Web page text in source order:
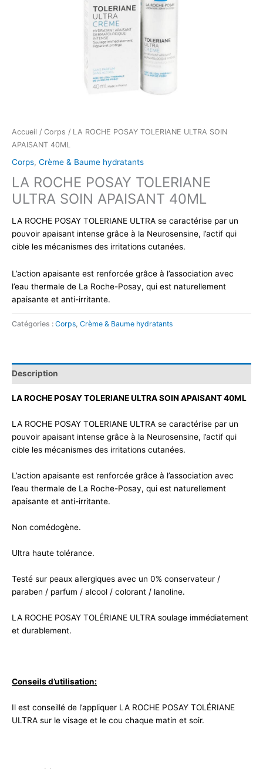
Accueil / Corps / LA ROCHE POSAY TOLERIANE ULTRA SOIN
APAISANT 40ML
Corps, Crème & Baume hydratants
LA ROCHE POSAY TOLERIANE
ULTRA SOIN APAISANT 40ML
LA ROCHE POSAY TOLERIANE ULTRA se caractérise par un
pouvoir apaisant intense grâce à la Neurosensine, l’actif qui
cible les mécanismes des irritations cutanées.
L’action apaisante est renforcée grâce à l’association avec
l’eau thermale de La Roche-Posay, qui est naturellement
apaisante et anti-irritante.
Catégories : Corps, Crème & Baume hydratants
Description
LA ROCHE POSAY TOLERIANE ULTRA SOIN APAISANT 40ML
LA ROCHE POSAY TOLERIANE ULTRA se caractérise par un
pouvoir apaisant intense grâce à la Neurosensine, l’actif qui
cible les mécanismes des irritations cutanées.
L’action apaisante est renforcée grâce à l’association avec
l’eau thermale de La Roche-Posay, qui est naturellement
apaisante et anti-irritante.
Non comédogène.
Ultra haute tolérance.
Testé sur peaux allergiques avec un 0% conservateur /
paraben / parfum / alcool / colorant / lanoline.
LA ROCHE POSAY TOLÉRIANE ULTRA soulage immédiatement
et durablement.
Conseils d’utilisation:
Il est conseillé de l’appliquer LA ROCHE POSAY TOLÉRIANE
ULTRA sur le visage et le cou chaque matin et soir.